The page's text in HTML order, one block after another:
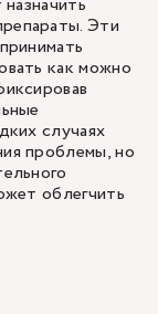
Эти
как можно
случаях
проблемы, но
облегчить